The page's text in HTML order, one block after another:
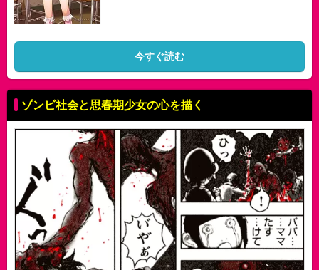
今すぐ読む
ゾンビ社会と思春期少女の心を描く